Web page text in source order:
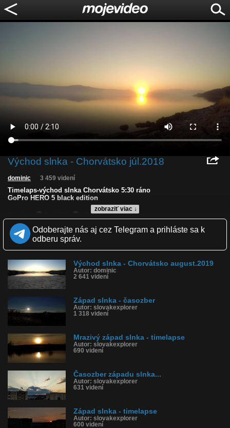
Východ slnka - Chorvátsko júl.2018
zobraziť viac ↓
dominic 3 459 videní
Timelaps-východ slnka Chorvátsko 5:30 ráno
GoPro HERO 5 black edition
HD NQ
LQ
Zverejnené: 18.7.2018 19:19
Páči sa: 67% (3 hlasov)
Obľúbené: 1
Komentárov: 0
Kategória: cestovanie
Tagy: východ slnka, timelapse, časozber, chorvátsko 2018, gopro
hero
História sledovanosti videa:
Odoberajte nás aj cez Telegram a prihláste sa k
odberu správ.
Východ slnka - Chorvátsko august.2019
Autor: dominic
2 641 videní
Západ slnka - časozber
Autor: slovakexplorer
1 318 videní
Mrazivý západ slnka - timelapse
Autor: slovakexplorer
690 videní
Časozber západu slnka...
Autor: slovakexplorer
631 videní
Západ slnka - timelapse
Autor: slovakexplorer
600 videní